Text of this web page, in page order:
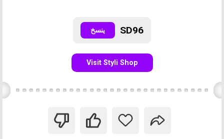
SD96 ينسخ
Visit Styli Shop